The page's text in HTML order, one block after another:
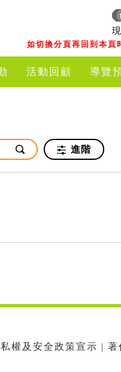
如切換分頁再回到本頁
活動回顧 導覽
進階
權及安全政策宣示 | 著